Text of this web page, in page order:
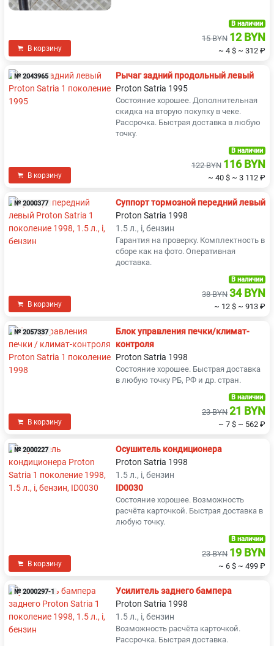
В корзину
В наличии
15 BYN 12 BYN
~ 4 $ ~ 312 ₽
№ 2043965
Рычаг задний продольный левый
Proton Satria 1995
Состояние хорошее. Дополнительная
скидка на вторую покупку в чеке.
Рассрочка. Быстрая доставка в любую
точку.
В корзину
В наличии
122 BYN 116 BYN
~ 40 $ ~ 3 112 ₽
№ 2000377
Суппорт тормозной передний левый
Proton Satria 1998
1.5 л., i, бензин
Гарантия на проверку. Комплектность в
сборе как на фото. Оперативная
доставка.
В корзину
В наличии
38 BYN 34 BYN
~ 12 $ ~ 913 ₽
№ 2057337
Блок управления печки/климат-
контроля
Proton Satria 1998
Состояние хорошее. Быстрая доставка
в любую точку РБ, РФ и др. стран.
В корзину
В наличии
23 BYN 21 BYN
~ 7 $ ~ 562 ₽
№ 2000227
Осушитель кондиционера
Proton Satria 1998
1.5 л., i, бензин
ID0030
Состояние хорошее. Возможность
расчёта карточкой. Быстрая доставка в
любую точку.
В корзину
В наличии
23 BYN 19 BYN
~ 6 $ ~ 499 ₽
№ 2000297-1
Усилитель заднего бампера
Proton Satria 1998
1.5 л., i, бензин
Возможность расчёта карточкой.
Рассрочка. Быстрая доставка.